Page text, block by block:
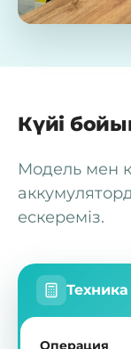
Күйі
Модель мен
ескереміз.
Операция